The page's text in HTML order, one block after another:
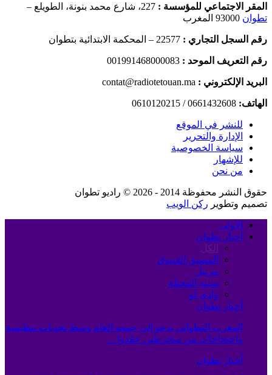
المقر الاجتماعي للمؤسسة : 227، شارع محمد بنونة، الطويلع –
تطوان
رقم السجل التجاري : 22577 – المحكمة الابتدائية بتطوان
رقم التعريف الموحد : 001991468000083
البريد الإلكتروني : contat@radiotetouan.ma
الهاتف: 0661432608 / 0610120215
للنشر في الموقع
الإدارة والتحرير
سياسة الخصوصية
للإشهار
من نحن
حقوق النشر محفوظة 2014 - 2026 © راديو تطوان
تصميم وتطوير ركن الويب
الأولى
أخبار تطوان
الكل
المضيق الفنيدق
مرتيل
سبته المحتلة
وادي لو
أخبار تطوان
المغرب التطواني يدعو إلى جمعه العام وسط تحديات تنظيمية
واحتجاجات من منخرطين جمّدوا…
أخبار تطوان